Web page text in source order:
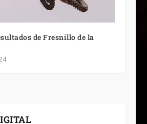
de Fresnillo de la